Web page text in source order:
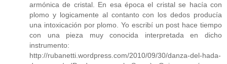
armónica de cristal. En esa época el cristal se hacía con
plomo y logicamente al contanto con los dedos producía
una intoxicación por plomo. Yo escribí un post hace tiempo
con una pieza muy conocida interpretada en dicho
instrumento:
http://rubanetti.wordpress.com/2010/09/30/danza-del-hada-